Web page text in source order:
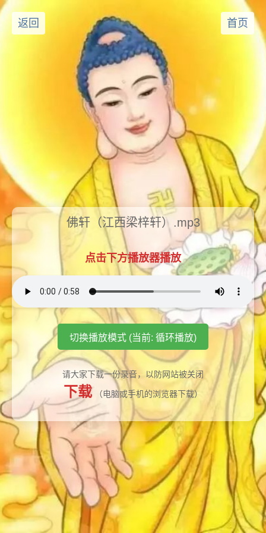
返回 首页
佛轩（江西梁梓轩）.mp3
点击下方播放器播放
切换播放模式 (当前: 循环播放)
请大家下载一份录音，以防网站被关闭
下载 （电脑或手机的浏览器下载）